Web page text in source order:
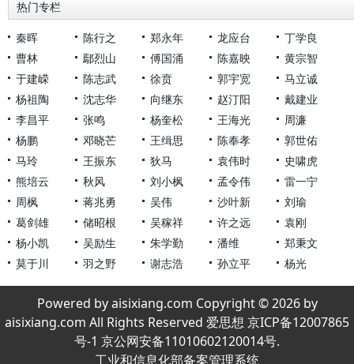
热门专栏
秦晖 陈行之 郑永年 龙应台
丁学良
曹林
鄢烈山 傅国涌 陈嘉映
黄宗智
于建嵘
陈志武 徐贲 郭宇宽
马立诚
杨祖陶
沈志华 向继东 赵汀阳
戴建业
李昌平
张鸣 杨奎松 王海光
周濂
杨鹏
邓晓芒 王缉思 陈奉孝
郭世佑
马玲
王振东 狄马 袁伟时
史啸虎
熊培云
秋风 刘小枫 孟令伟
雷一宁
周枫
蒋兆勇 吴伟 沙叶新
刘瑜
葛剑雄
储昭根 吴稼祥 许之远
袁刚
杨小凯
吴励生 朱学勤 潘维
郑秉文
莫于川
羽之野 谢志浩 孙立平 杨光
Powered by aisixiang.com Copyright © 2026 by
aisixiang.com All Rights Reserved 爱思想 京ICP备12007865
号-1 京公网安备11010602120014号.
工业和信息化部备案管理系统